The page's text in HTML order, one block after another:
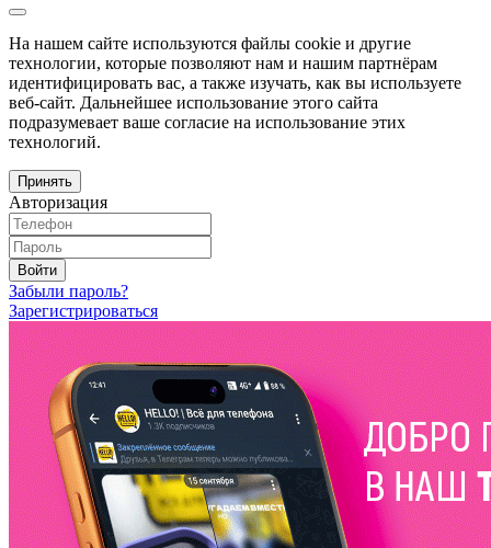
На нашем сайте используются файлы cookie и другие
технологии, которые позволяют нам и нашим партнёрам
идентифицировать вас, а также изучать, как вы используете
веб-сайт. Дальнейшее использование этого сайта
подразумевает ваше согласие на использование этих
технологий.
Принять
Авторизация
Войти
Забыли пароль?
Зарегистрироваться